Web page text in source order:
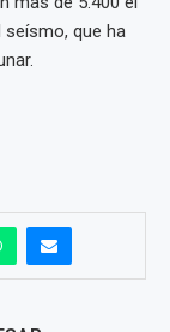
seísmo, que ha